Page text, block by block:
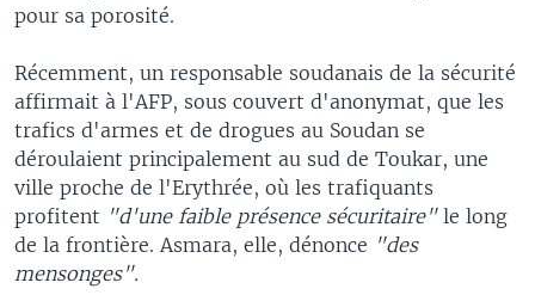
pour sa porosité.
Récemment, un responsable soudanais de la sécurité
affirmait à l'AFP, sous couvert d'anonymat, que les
trafics d'armes et de drogues au Soudan se
déroulaient principalement au sud de Toukar, une
ville proche de l'Erythrée, où les trafiquants
profitent "d'une faible présence sécuritaire" le long
de la frontière. Asmara, elle, dénonce "des
mensonges".